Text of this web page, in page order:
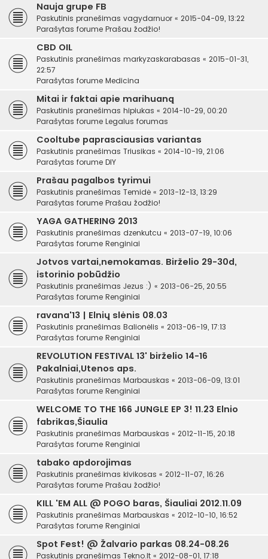
Nauja grupe FB
Paskutinis pranešimas vagydarnuor « 2015-04-09, 13:22
Parašytas forume Prašau žodžio!
CBD OIL
Paskutinis pranešimas markyzaskarabasas « 2015-01-31,
22:57
Parašytas forume Medicina
Mitai ir faktai apie marihuaną
Paskutinis pranešimas hipiukas « 2014-10-29, 00:20
Parašytas forume Legalus forumas
Cooltube paprasciausias variantas
Paskutinis pranešimas Triusikas « 2014-10-19, 21:06
Parašytas forume DIY
Prašau pagalbos tyrimui
Paskutinis pranešimas Temidė « 2013-12-13, 13:29
Parašytas forume Prašau žodžio!
YAGA GATHERING 2013
Paskutinis pranešimas dzenkutcu « 2013-07-19, 10:06
Parašytas forume Renginiai
Jotvos vartai,nemokamas. Birželio 29-30d,
istorinio pobūdžio
Paskutinis pranešimas Jezus :) « 2013-06-25, 20:55
Parašytas forume Renginiai
ravana'13 | Elnių slėnis 08.03
Paskutinis pranešimas Balionėlis « 2013-06-19, 17:13
Parašytas forume Renginiai
REVOLUTION FESTIVAL 13' birželio 14-16
Pakalniai,Utenos aps.
Paskutinis pranešimas Marbauskas « 2013-06-09, 13:01
Parašytas forume Renginiai
WELCOME TO THE 166 JUNGLE EP 3! 11.23 Elnio
fabrikas,Šiaulia
Paskutinis pranešimas Marbauskas « 2012-11-15, 20:18
Parašytas forume Renginiai
tabako apdorojimas
Paskutinis pranešimas kivikosas « 2012-11-07, 16:26
Parašytas forume Prašau žodžio!
KILL 'EM ALL @ POGO baras, Šiauliai 2012.11.09
Paskutinis pranešimas Marbauskas « 2012-10-10, 16:52
Parašytas forume Renginiai
Spot Fest! @ Žalvario parkas 08.24-08.26
Paskutinis pranešimas Tekno.lt « 2012-08-01, 17:18